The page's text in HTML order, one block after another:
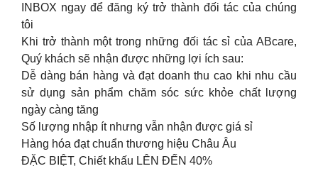
INBOX ngay để đăng ký trở thành đối tác của chúng
tôi
Khi trở thành một trong những đối tác sỉ của ABcare,
Quý khách sẽ nhận được những lợi ích sau:
Dễ dàng bán hàng và đạt doanh thu cao khi nhu cầu
sử dụng sản phẩm chăm sóc sức khỏe chất lượng
ngày càng tăng
Số lượng nhập ít nhưng vẫn nhận được giá sỉ
Hàng hóa đạt chuẩn thương hiệu Châu Âu
ĐẶC BIỆT, Chiết khấu LÊN ĐẾN 40%